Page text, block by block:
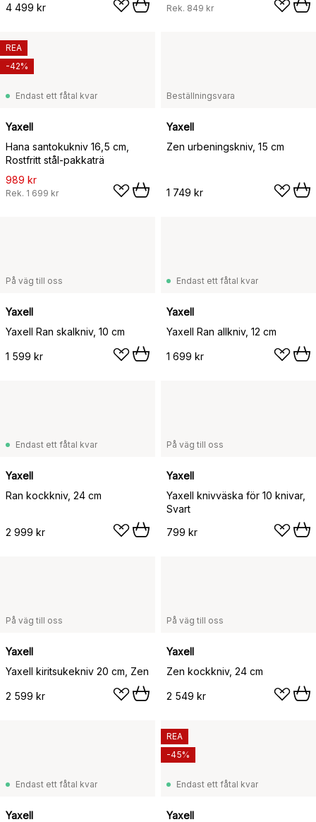
4 499 kr Rek. 849 kr
Endast ett fåtal kvar
Yaxell
Hana santokukniv 16,5 cm,
Rostfritt stål-pakkaträ
989 kr
Rek. 1 699 kr
REA
-42%
Beställningsvara
Yaxell
Zen urbeningskniv, 15 cm
1 749 kr
På väg till oss
Yaxell
Yaxell Ran skalkniv, 10 cm
1 599 kr
Endast ett fåtal kvar
Yaxell
Yaxell Ran allkniv, 12 cm
1 699 kr
Endast ett fåtal kvar
Yaxell
Ran kockkniv, 24 cm
2 999 kr
På väg till oss
Yaxell
Yaxell knivväska för 10 knivar,
Svart
799 kr
På väg till oss
Yaxell
Yaxell kiritsukekniv 20 cm, Zen
2 599 kr
På väg till oss
Yaxell
Zen kockkniv, 24 cm
2 549 kr
Endast ett fåtal kvar
Yaxell
Endast ett fåtal kvar
Yaxell
REA
-45%